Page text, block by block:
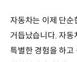
자동차는 이제 단순
거듭났습니다. 자동
특별한 경험을 하고